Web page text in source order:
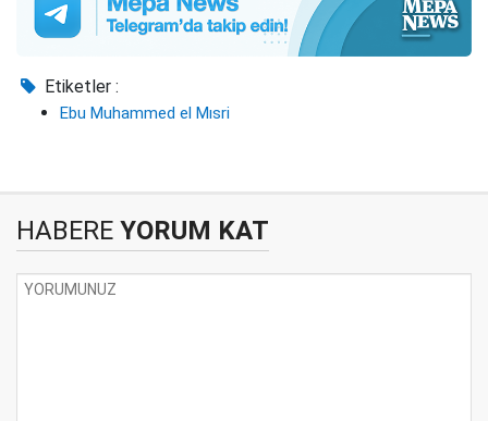
Etiketler :
Ebu Muhammed el Mısri
HABERE YORUM KAT